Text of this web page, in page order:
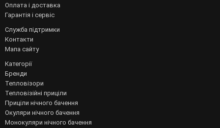
Оплата і доставка
Гарантія і сервіс
Служба підтримки
Контакти
Мапа сайту
Категорії
Бренди
Тепловізори
Тепловізійні приціли
Приціли нічного бачення
Окуляри нічного бачення
Монокуляри нічного бачення